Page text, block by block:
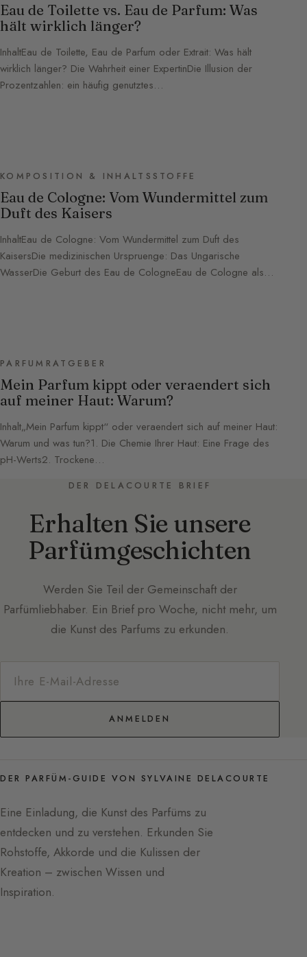
Eau de Toilette vs. Eau de Parfum: Was
hält wirklich länger?
InhaltEau de Toilette, Eau de Parfum oder Extrait: Was hält
wirklich länger? Die Wahrheit einer ExpertinDie Illusion der
Prozentzahlen: ein häufig genutztes…
KOMPOSITION & INHALTSSTOFFE
Eau de Cologne: Vom Wundermittel zum
Duft des Kaisers
InhaltEau de Cologne: Vom Wundermittel zum Duft des
KaisersDie medizinischen Urspruenge: Das Ungarische
WasserDie Geburt des Eau de CologneEau de Cologne als…
PARFUMRATGEBER
Mein Parfum kippt oder veraendert sich
auf meiner Haut: Warum?
Inhalt„Mein Parfum kippt“ oder veraendert sich auf meiner Haut:
Warum und was tun?1. Die Chemie Ihrer Haut: Eine Frage des
pH-Werts2. Trockene…
DER DELACOURTE BRIEF
Erhalten Sie unsere
Parfümgeschichten
Werden Sie Teil der Gemeinschaft der
Parfümliebhaber. Ein Brief pro Woche, nicht mehr, um
die Kunst des Parfums zu erkunden.
ANMELDEN
DER PARFÜM-GUIDE VON SYLVAINE DELACOURTE
Eine Einladung, die Kunst des Parfüms zu
entdecken und zu verstehen. Erkunden Sie
Rohstoffe, Akkorde und die Kulissen der
Kreation – zwischen Wissen und
Inspiration.